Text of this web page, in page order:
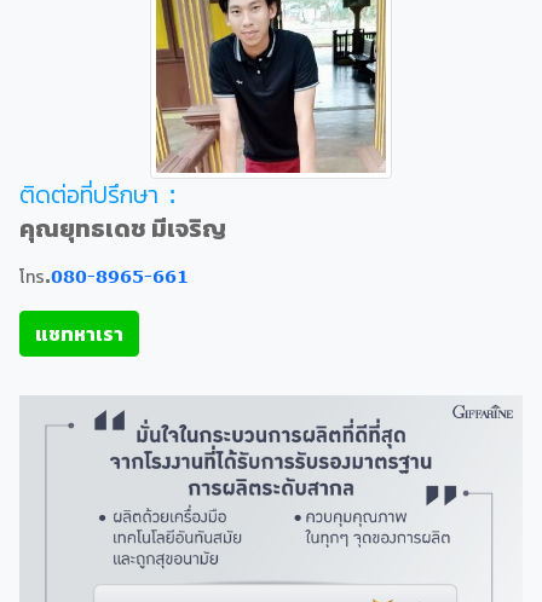
ติดต่อที่ปรึกษา :
คุณยุทธเดช มีเจริญ
โทร.080-8965-661
แชทหาเรา